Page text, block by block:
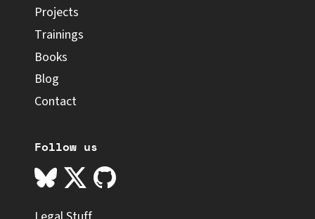
Projects
Trainings
Books
Blog
Contact
Follow us